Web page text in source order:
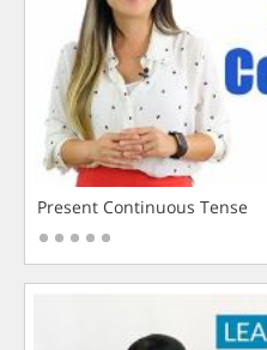
Present Continuous Tense